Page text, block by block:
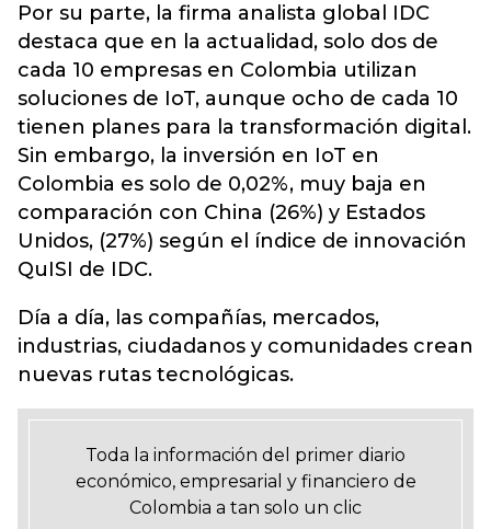
Por su parte, la firma analista global IDC
destaca que en la actualidad, solo dos de
cada 10 empresas en Colombia utilizan
soluciones de IoT, aunque ocho de cada 10
tienen planes para la transformación digital.
Sin embargo, la inversión en IoT en
Colombia es solo de 0,02%, muy baja en
comparación con China (26%) y Estados
Unidos, (27%) según el índice de innovación
QuISI de IDC.
Día a día, las compañías, mercados,
industrias, ciudadanos y comunidades crean
nuevas rutas tecnológicas.
Toda la información del primer diario
económico, empresarial y financiero de
Colombia a tan solo un clic